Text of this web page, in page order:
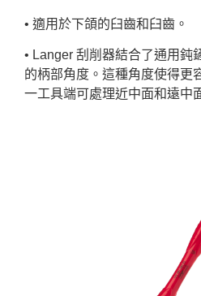
• 適用於下頜的臼齒和臼齒。
• Langer 刮削器結合了通用鈍
的柄部角度。這種角度使得更
一工具端可處理近中面和遠中